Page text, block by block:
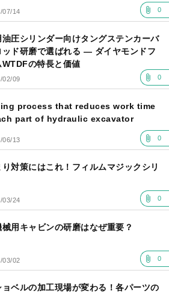
07/14 0
油圧シリンダー向けタングステンカーバ
ッド研磨で選ばれる ― ダイヤモンドフ
WTDFの特長と価値
02/09 0
process that reduces work time
part of hydraulic excavator
06/13 0
り対策にはこれ！フィルムマジックシリ
03/24 0
用キャビンの研磨はなぜ重要？
03/02 0
ョベルの加工現場が変わる！各パーツの